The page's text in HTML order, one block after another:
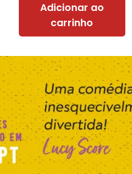
Adicionar ao
carrinho